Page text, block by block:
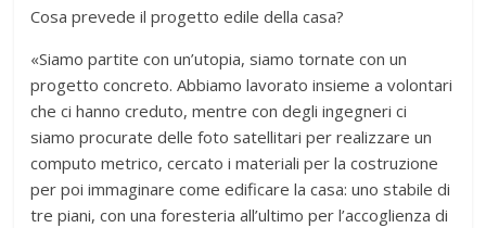
Cosa prevede il progetto edile della casa?
«Siamo partite con un’utopia, siamo tornate con un
progetto concreto. Abbiamo lavorato insieme a volontari
che ci hanno creduto, mentre con degli ingegneri ci
siamo procurate delle foto satellitari per realizzare un
computo metrico, cercato i materiali per la costruzione
per poi immaginare come edificare la casa: uno stabile di
tre piani, con una foresteria all’ultimo per l’accoglienza di